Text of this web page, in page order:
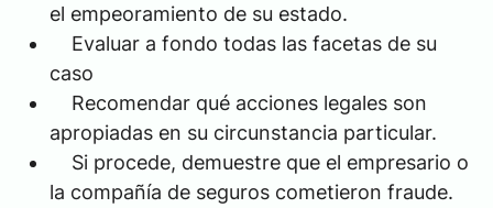
el empeoramiento de su estado.
Evaluar a fondo todas las facetas de su
caso
Recomendar qué acciones legales son
apropiadas en su circunstancia particular.
Si procede, demuestre que el empresario o
la compañía de seguros cometieron fraude.